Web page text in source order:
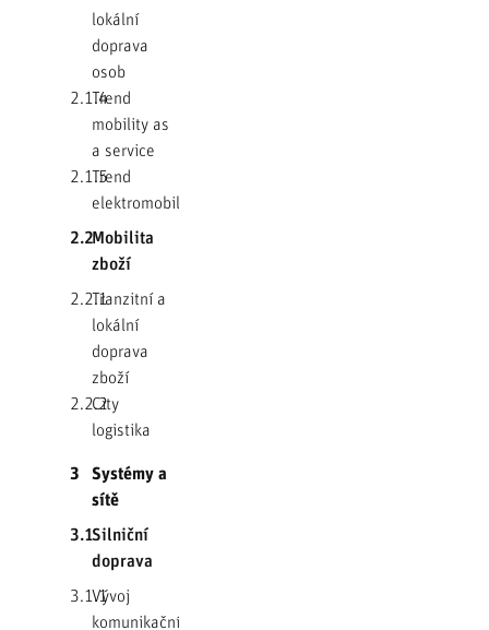
lokální
doprava
osob
2.1.4Trend
mobility as
a service
2.1.5Trend
elektromobility
2.2Mobilita
zboží
2.2.1Tranzitní a
lokální
doprava
zboží
2.2.2
City
logistika
3
Systémy a
sítě
3.1Silniční
doprava
3.1.1Vývoj
komunikační